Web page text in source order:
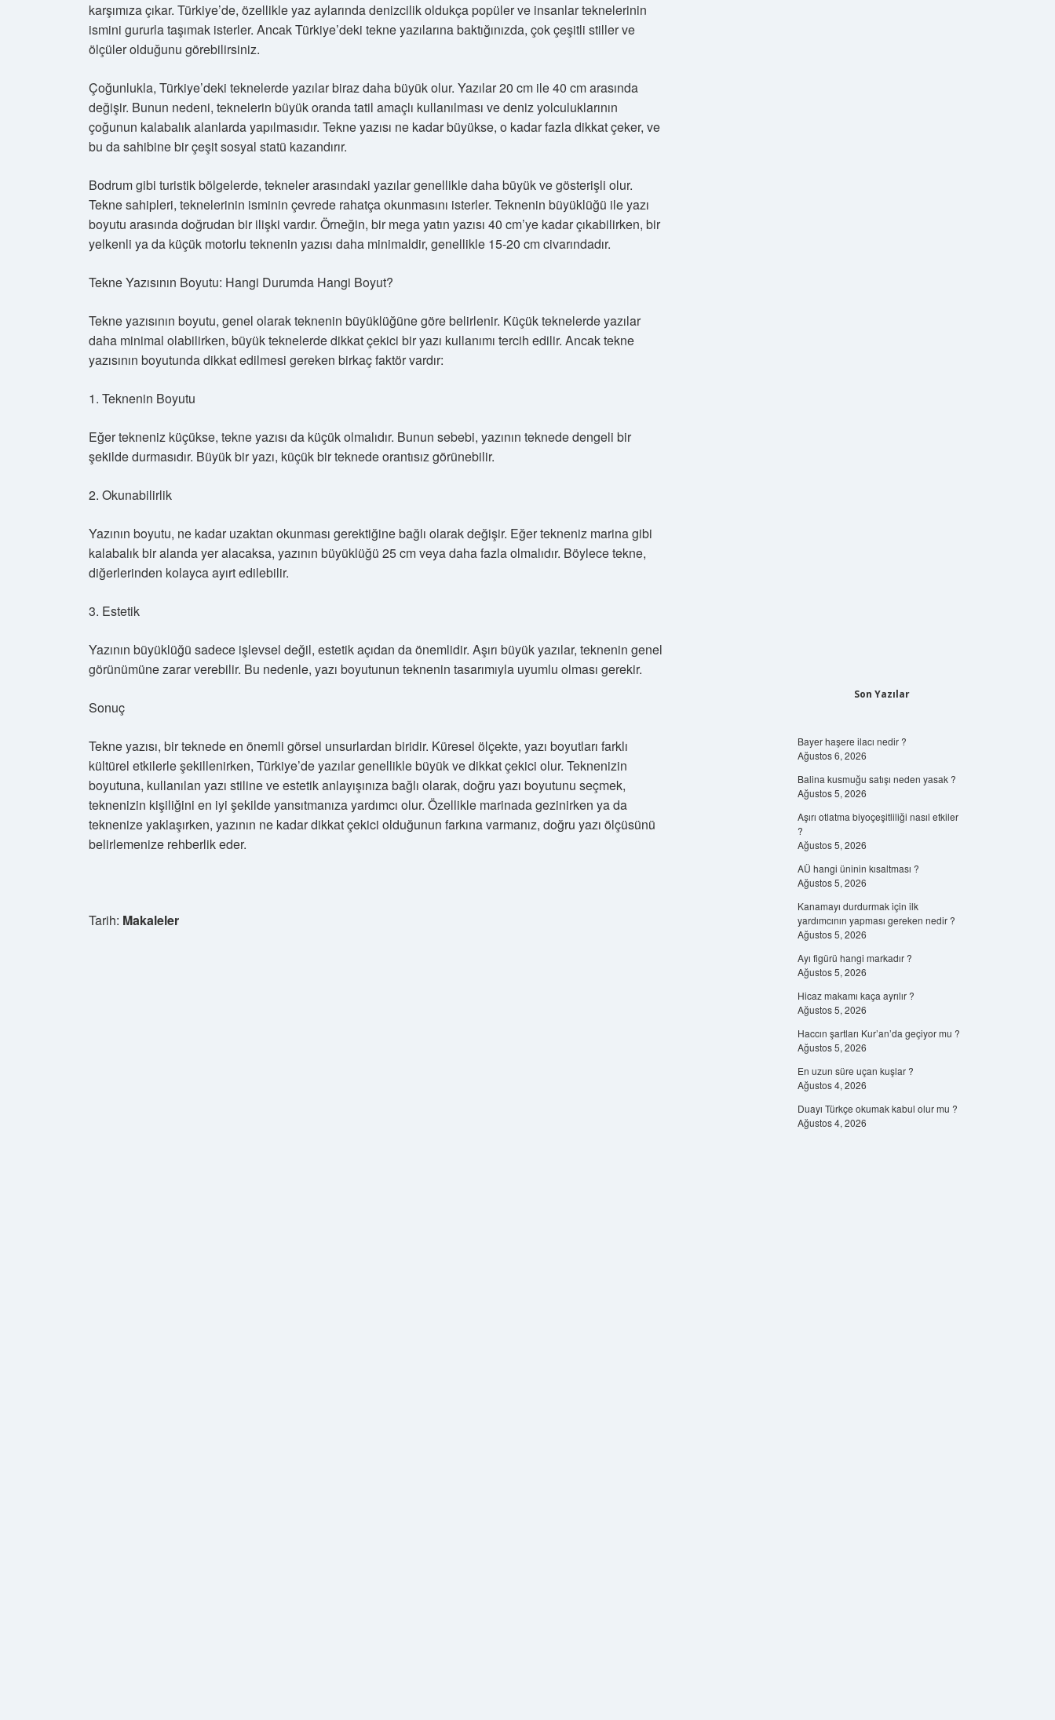
karşımıza çıkar. Türkiye’de, özellikle yaz aylarında denizcilik oldukça popüler ve insanlar teknelerinin
ismini gururla taşımak isterler. Ancak Türkiye’deki tekne yazılarına baktığınızda, çok çeşitli stiller ve
ölçüler olduğunu görebilirsiniz.
Çoğunlukla, Türkiye’deki teknelerde yazılar biraz daha büyük olur. Yazılar 20 cm ile 40 cm arasında
değişir. Bunun nedeni, teknelerin büyük oranda tatil amaçlı kullanılması ve deniz yolculuklarının
çoğunun kalabalık alanlarda yapılmasıdır. Tekne yazısı ne kadar büyükse, o kadar fazla dikkat çeker, ve
bu da sahibine bir çeşit sosyal statü kazandırır.
Bodrum gibi turistik bölgelerde, tekneler arasındaki yazılar genellikle daha büyük ve gösterişli olur.
Tekne sahipleri, teknelerinin isminin çevrede rahatça okunmasını isterler. Teknenin büyüklüğü ile yazı
boyutu arasında doğrudan bir ilişki vardır. Örneğin, bir mega yatın yazısı 40 cm’ye kadar çıkabilirken, bir
yelkenli ya da küçük motorlu teknenin yazısı daha minimaldir, genellikle 15-20 cm civarındadır.
Tekne Yazısının Boyutu: Hangi Durumda Hangi Boyut?
Tekne yazısının boyutu, genel olarak teknenin büyüklüğüne göre belirlenir. Küçük teknelerde yazılar
daha minimal olabilirken, büyük teknelerde dikkat çekici bir yazı kullanımı tercih edilir. Ancak tekne
yazısının boyutunda dikkat edilmesi gereken birkaç faktör vardır:
1. Teknenin Boyutu
Eğer tekneniz küçükse, tekne yazısı da küçük olmalıdır. Bunun sebebi, yazının teknede dengeli bir
şekilde durmasıdır. Büyük bir yazı, küçük bir teknede orantısız görünebilir.
2. Okunabilirlik
Yazının boyutu, ne kadar uzaktan okunması gerektiğine bağlı olarak değişir. Eğer tekneniz marina gibi
kalabalık bir alanda yer alacaksa, yazının büyüklüğü 25 cm veya daha fazla olmalıdır. Böylece tekne,
diğerlerinden kolayca ayırt edilebilir.
3. Estetik
Yazının büyüklüğü sadece işlevsel değil, estetik açıdan da önemlidir. Aşırı büyük yazılar, teknenin genel
görünümüne zarar verebilir. Bu nedenle, yazı boyutunun teknenin tasarımıyla uyumlu olması gerekir.
Sonuç
Tekne yazısı, bir teknede en önemli görsel unsurlardan biridir. Küresel ölçekte, yazı boyutları farklı
kültürel etkilerle şekillenirken, Türkiye’de yazılar genellikle büyük ve dikkat çekici olur. Teknenizin
boyutuna, kullanılan yazı stiline ve estetik anlayışınıza bağlı olarak, doğru yazı boyutunu seçmek,
teknenizin kişiliğini en iyi şekilde yansıtmanıza yardımcı olur. Özellikle marinada gezinirken ya da
teknenize yaklaşırken, yazının ne kadar dikkat çekici olduğunun farkına varmanız, doğru yazı ölçüsünü
belirlemenize rehberlik eder.
Tarih: Makaleler
Son Yazılar
Bayer haşere ilacı nedir ?
Ağustos 6, 2026
Balina kusmuğu satışı neden yasak ?
Ağustos 5, 2026
Aşırı otlatma biyoçeşitliliği nasıl etkiler
?
Ağustos 5, 2026
AÜ hangi üninin kısaltması ?
Ağustos 5, 2026
Kanamayı durdurmak için ilk
yardımcının yapması gereken nedir ?
Ağustos 5, 2026
Ayı figürü hangi markadır ?
Ağustos 5, 2026
Hicaz makamı kaça ayrılır ?
Ağustos 5, 2026
Haccın şartları Kur’an’da geçiyor mu ?
Ağustos 5, 2026
En uzun süre uçan kuşlar ?
Ağustos 4, 2026
Duayı Türkçe okumak kabul olur mu ?
Ağustos 4, 2026